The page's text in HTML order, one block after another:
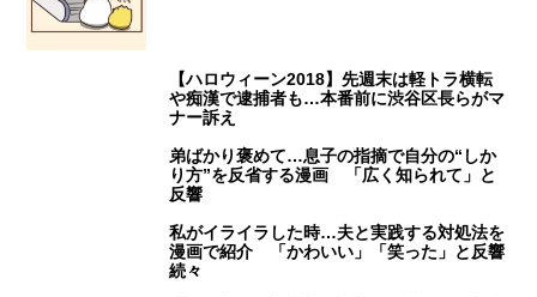
【ハロウィーン2018】先週末は軽トラ横転
や痴漢で逮捕者も…本番前に渋谷区長らがマ
ナー訴え
弟ばかり褒めて…息子の指摘で自分の“しか
り方”を反省する漫画 「広く知られて」と
反響
私がイライラした時…夫と実践する対処法を
漫画で紹介 「かわいい」「笑った」と反響
続々